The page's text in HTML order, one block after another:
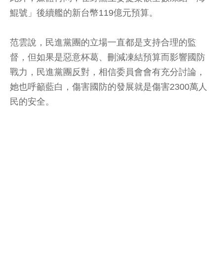
鯤號」後續艦的新台幣119億元預算。
范雲說，民進黨團的立場一直都是支持合理的監
督，但如果是惡意杯葛、刪減凍結預算而影響國防
戰力，民進黨團反對，相信委員會會有充分討論，
她也呼籲藍白，傷害國防的發展就是傷害2300萬人
民的安全。